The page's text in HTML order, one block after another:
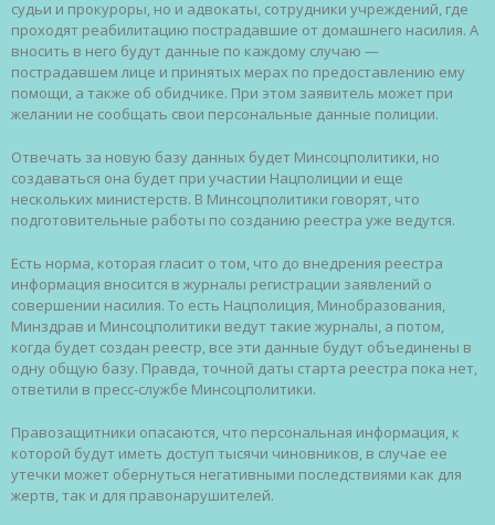
судьи и прокуроры, но и адвокаты, сотрудники учреждений, где
проходят реабилитацию пострадавшие от домашнего насилия. А
вносить в него будут данные по каждому случаю —
пострадавшем лице и принятых мерах по предоставлению ему
помощи, а также об обидчике. При этом заявитель может при
желании не сообщать свои персональные данные полиции.
Отвечать за новую базу данных будет Минсоцполитики, но
создаваться она будет при участии Нацполиции и еще
нескольких министерств. В Минсоцполитики говорят, что
подготовительные работы по созданию реестра уже ведутся.
Есть норма, которая гласит о том, что до внедрения реестра
информация вносится в журналы регистрации заявлений о
совершении насилия. То есть Нацполиция, Минобразования,
Минздрав и Минсоцполитики ведут такие журналы, а потом,
когда будет создан реестр, все эти данные будут объединены в
одну общую базу. Правда, точной даты старта реестра пока нет,
ответили в пресс-службе Минсоцполитики.
Правозащитники опасаются, что персональная информация, к
которой будут иметь доступ тысячи чиновников, в случае ее
утечки может обернуться негативными последствиями как для
жертв, так и для правонарушителей.